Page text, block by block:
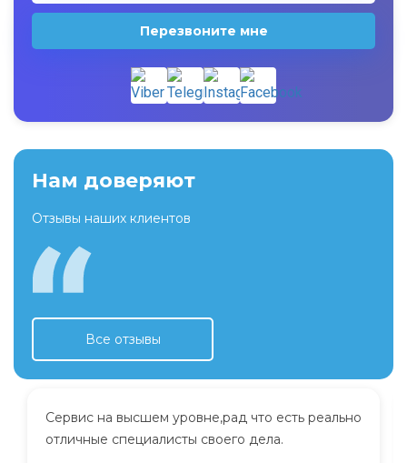
Перезвоните мне
Нам доверяют
Отзывы наших клиентов
Все отзывы
Сервис на высшем уровне,рад что есть реально
отличные специалисты своего дела.